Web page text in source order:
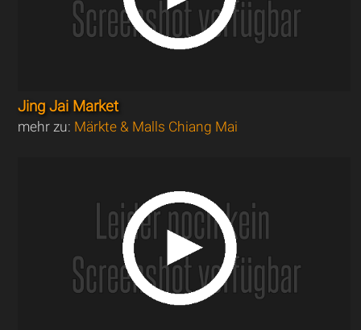
Jing Jai Market
mehr zu: Märkte & Malls Chiang Mai